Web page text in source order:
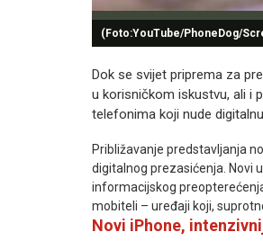
(Foto:YouTube/PhoneDog/
Dok se svijet priprema za
u korisničkom iskustvu, ali i
telefonima koji nude
Približavanje predstavljanja
digitalnog prezasićenja. Novi
informacijskog
mobiteli – uređaji koji,
Novi iPhone,